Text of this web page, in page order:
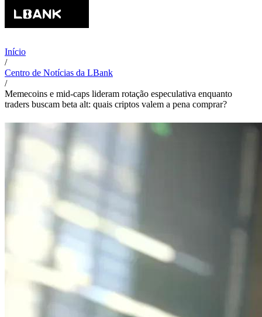
Início
/
Centro de Notícias da LBank
/
Memecoins e mid-caps lideram rotação especulativa enquanto
traders buscam beta alt: quais criptos valem a pena comprar?